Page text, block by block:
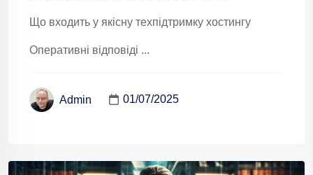
Що входить у якісну техпідтримку хостингу
Оперативні відповіді ...
Admin 01/07/2025